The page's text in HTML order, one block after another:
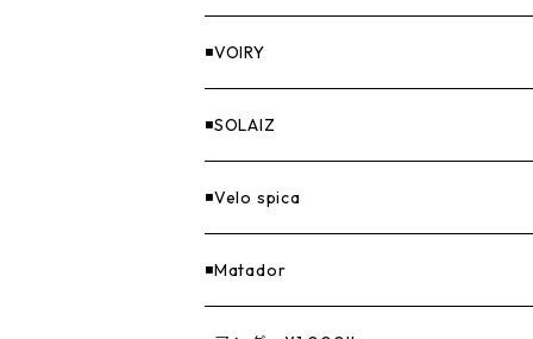
◾️VOIRY
◾️SOLAIZ
◾️Velo spica
◾️Matador